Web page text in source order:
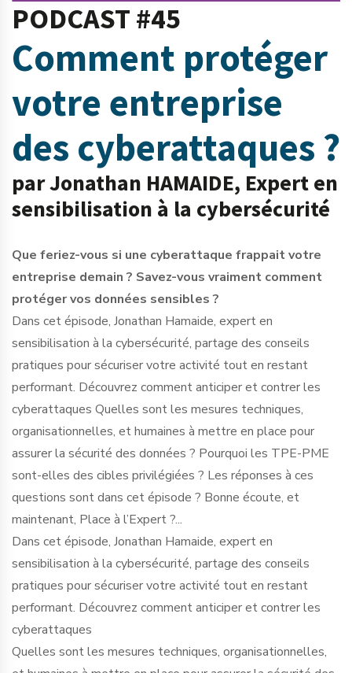
PODCAST #45
Comment protéger
votre entreprise
des cyberattaques ?
par Jonathan HAMAIDE, Expert en
sensibilisation à la cybersécurité
Que feriez-vous si une cyberattaque frappait votre
entreprise demain ? Savez-vous vraiment comment
protéger vos données sensibles ?
Dans cet épisode, Jonathan Hamaide, expert en
sensibilisation à la cybersécurité, partage des conseils
pratiques pour sécuriser votre activité tout en restant
performant. Découvrez comment anticiper et contrer les
cyberattaques Quelles sont les mesures techniques,
organisationnelles, et humaines à mettre en place pour
assurer la sécurité des données ? Pourquoi les TPE-PME
sont-elles des cibles privilégiées ? Les réponses à ces
questions sont dans cet épisode ? Bonne écoute, et
maintenant, Place à l’Expert ?...
Dans cet épisode, Jonathan Hamaide, expert en
sensibilisation à la cybersécurité, partage des conseils
pratiques pour sécuriser votre activité tout en restant
performant. Découvrez comment anticiper et contrer les
cyberattaques
Quelles sont les mesures techniques, organisationnelles,